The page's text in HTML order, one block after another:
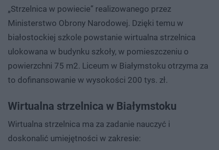
„Strzelnica w powiecie” realizowanego przez
Ministerstwo Obrony Narodowej. Dzięki temu w
białostockiej szkole powstanie wirtualna strzelnica
ulokowana w budynku szkoły, w pomieszczeniu o
powierzchni 75 m2. Liceum w Białymstoku otrzyma za
to dofinansowanie w wysokości 200 tys. zł.
Wirtualna strzelnica w Białymstoku
Wirtualna strzelnica ma za zadanie nauczyć i
doskonalić umiejętności w zakresie: